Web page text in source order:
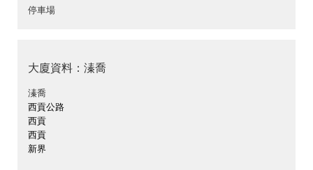
停車場
大廈資料：溱喬
溱喬
西貢公路
西貢
西貢
新界